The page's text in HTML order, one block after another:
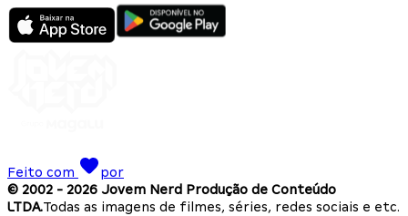
Feito com
por
© 2002 - 2026 Jovem Nerd Produção de Conteúdo
LTDA.Todas as imagens de filmes, séries, redes sociais e etc.